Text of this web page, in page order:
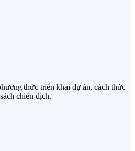
thức triển khai dự án, cách thức
chiến dịch.